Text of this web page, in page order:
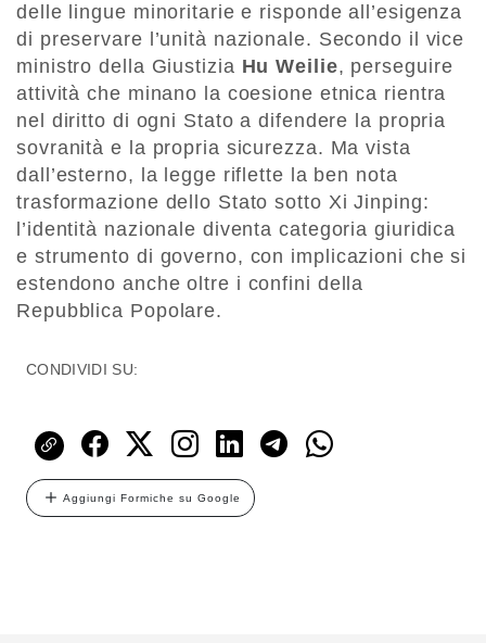
delle lingue minoritarie e risponde all’esigenza
di preservare l’unità nazionale. Secondo il vice
ministro della Giustizia Hu Weilie, perseguire
attività che minano la coesione etnica rientra
nel diritto di ogni Stato a difendere la propria
sovranità e la propria sicurezza. Ma vista
dall’esterno, la legge riflette la ben nota
trasformazione dello Stato sotto Xi Jinping:
l’identità nazionale diventa categoria giuridica
e strumento di governo, con implicazioni che si
estendono anche oltre i confini della
Repubblica Popolare.
CONDIVIDI SU:
Aggiungi Formiche su Google